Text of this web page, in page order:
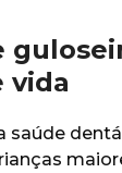
vida
saúde